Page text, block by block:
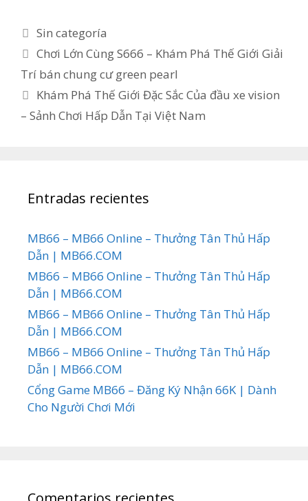
Categorías
Sin categoría
Chơi Lớn Cùng S666 – Khám Phá Thế Giới Giải
Trí bán chung cư green pearl
Khám Phá Thế Giới Đặc Sắc Của đầu xe vision
– Sảnh Chơi Hấp Dẫn Tại Việt Nam
Entradas recientes
MB66 – MB66 Online – Thưởng Tân Thủ Hấp
Dẫn | MB66.COM
MB66 – MB66 Online – Thưởng Tân Thủ Hấp
Dẫn | MB66.COM
MB66 – MB66 Online – Thưởng Tân Thủ Hấp
Dẫn | MB66.COM
MB66 – MB66 Online – Thưởng Tân Thủ Hấp
Dẫn | MB66.COM
Cổng Game MB66 – Đăng Ký Nhận 66K | Dành
Cho Người Chơi Mới